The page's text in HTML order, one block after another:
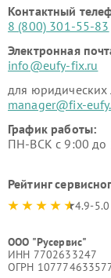
Контактный
8 (800) 301-55-83
Электронная
info@eufy-fix.ru
для юридических
manager@fix-
График работы:
ПН-ВСК с 9:00 до
Рейтинг
4.9-5.0
ООО "Русервис"
ИНН 7702633247
ОГРН